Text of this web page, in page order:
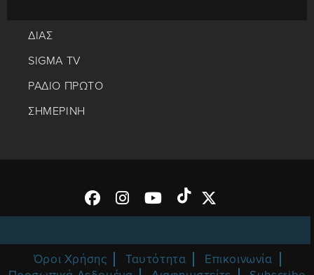
ΔΙΑΣ
SIGMA TV
ΡΑΔΙΟ ΠΡΩΤΟ
ΣΗΜΕΡΙΝΗ
Όροι Χρήσης Ταυτότητα
Επικοινωνία